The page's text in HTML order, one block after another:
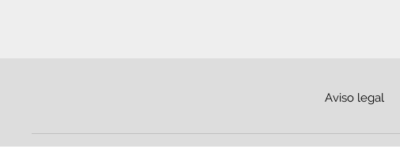
Aviso legal